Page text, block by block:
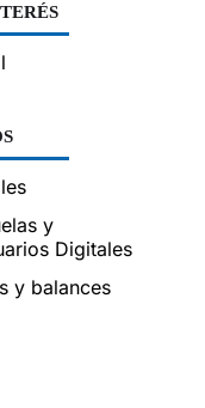
y
Digitales
y balances